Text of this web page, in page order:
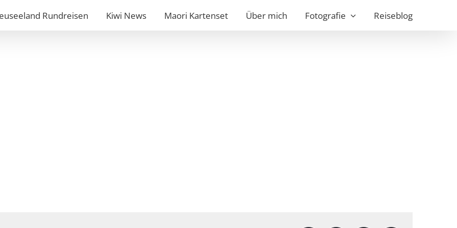
Rundreisen Kiwi News Maori Kartenset Über mich Fotografie Reiseblog